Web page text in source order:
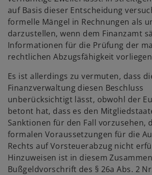
auf Basis dieser Entscheidung
formelle Mängel in Rechnungen als
darzustellen, wenn dem Finanzamt
Informationen für die Prüfung der
rechtlichen Abzugsfähigkeit
Es ist allerdings zu vermuten, dass
Finanzverwaltung diesen Beschluss
unberücksichtigt lässt, obwohl der
betont hat, dass es den
Sanktionen für den Fall vorzusehen,
formalen Voraussetzungen für die
Rechts auf Vorsteuerabzug nicht
Hinzuweisen ist in diesem
Bußgeldvorschrift des § 26a Abs. 2